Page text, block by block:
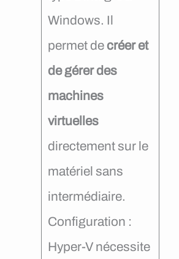
Windows. Il
permet decréer et
de gérer des
machines
virtuelles
directement sur le
matériel sans
intermédiaire.
Configuration :
Hyper-V nécessite